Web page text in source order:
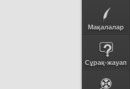
Мақалалар
Сұрақ-жауап